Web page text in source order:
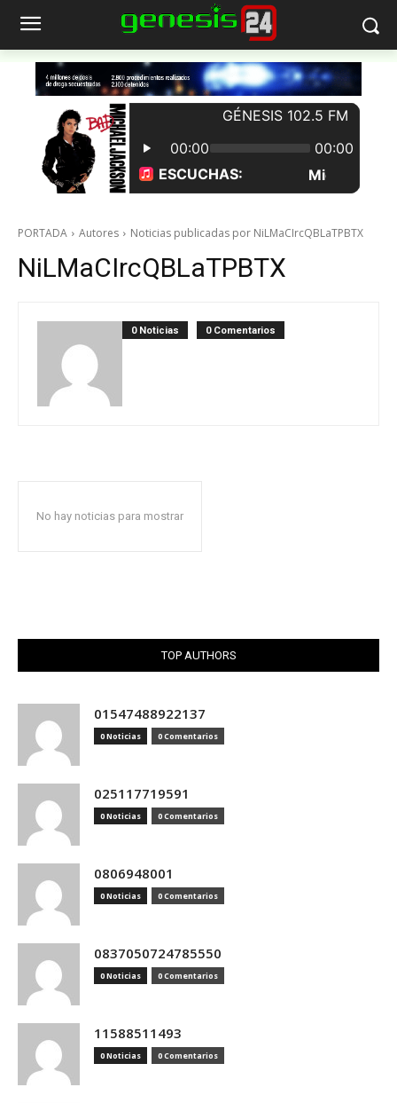
PORTADA Autores Noticias publicadas por NiLMaCIrcQBLaTPBTX
NiLMaCIrcQBLaTPBTX
0 Noticias 0 Comentarios
No hay noticias para mostrar
TOP AUTHORS
01547488922137
0 Noticias 0 Comentarios
025117719591
0 Noticias 0 Comentarios
0806948001
0 Noticias 0 Comentarios
0837050724785550
0 Noticias 0 Comentarios
11588511493
0 Noticias 0 Comentarios